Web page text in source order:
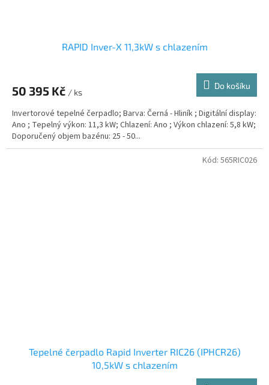
RAPID Inver-X 11,3kW s chlazením
50 395 Kč / ks
Do košíku
Invertorové tepelné čerpadlo; Barva: Černá - Hliník ; Digitální display:
Ano ; Tepelný výkon: 11,3 kW; Chlazení: Ano ; Výkon chlazení: 5,8 kW;
Doporučený objem bazénu: 25 - 50...
Tepelné čerpadlo Rapid Inverter RIC26 (IPHCR26)
10,5kW s chlazením
Kód: 565RIC026